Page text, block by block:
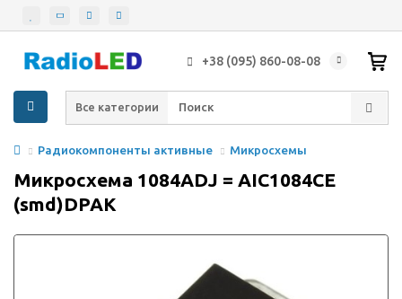
+38 (095) 860-08-08
Все категории
Радиокомпоненты активные Микросхемы
Микросхема 1084ADJ = AIC1084CE
(smd)DPAK